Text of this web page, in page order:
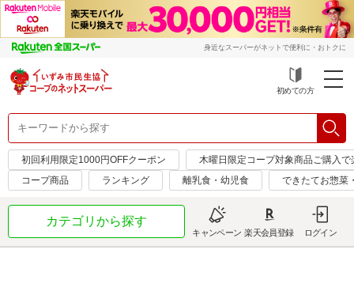
身近なスーパーがネットで便利に・おトクに
初めての方
初回利用限定1000円OFFクーポン
木曜日限定コープ対象商品ご購入
コープ商品
ランキング 離乳食・幼児食 できたてお惣菜
カテゴリから探す
キャンペーン 楽天会員登録 ログイン